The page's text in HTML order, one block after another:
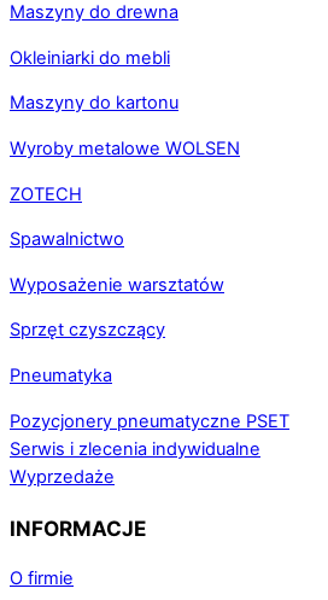
Maszyny do drewna
Okleiniarki do mebli
Maszyny do kartonu
Wyroby metalowe WOLSEN
ZOTECH
Spawalnictwo
Wyposażenie warsztatów
Sprzęt czyszczący
Pneumatyka
Pozycjonery pneumatyczne PSET
Serwis i zlecenia indywidualne
Wyprzedaże
INFORMACJE
O firmie